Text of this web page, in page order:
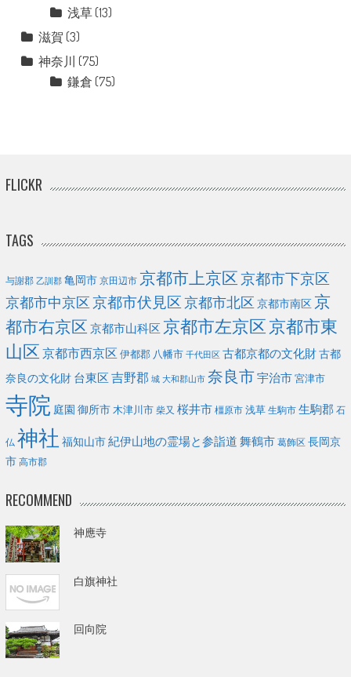
浅草(13)
滋賀 (3)
神奈川 (75)
鎌倉 (75)
FLICKR
TAGS
与謝郡 乙訓郡 亀岡市 京田辺市 京都市上京区京都市下京区
京都市中京区京都市伏見区京都市北区 京都市南区 京
都市右京区 京都市山科区 京都市左京区京都市東
山区京都市西京区 伊都郡 八幡市 千代田区 古都京都の文化財古都
奈良の文化財 台東区 吉野郡 城 大和郡山市 奈良市宇治市 宮津市
寺院 庭園 御所市 木津川市 柴又 桜井市 橿原市 浅草 生駒市 生駒郡 石
仏 神社 福知山市紀伊山地の霊場と参詣道 舞鶴市 葛飾区 長岡京
市 高市郡
RECOMMEND
神應寺
白旗神社
回向院